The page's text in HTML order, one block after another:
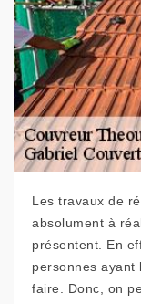
Les travaux de
absolument à
présentent. En
personnes ayant
faire. Donc, on